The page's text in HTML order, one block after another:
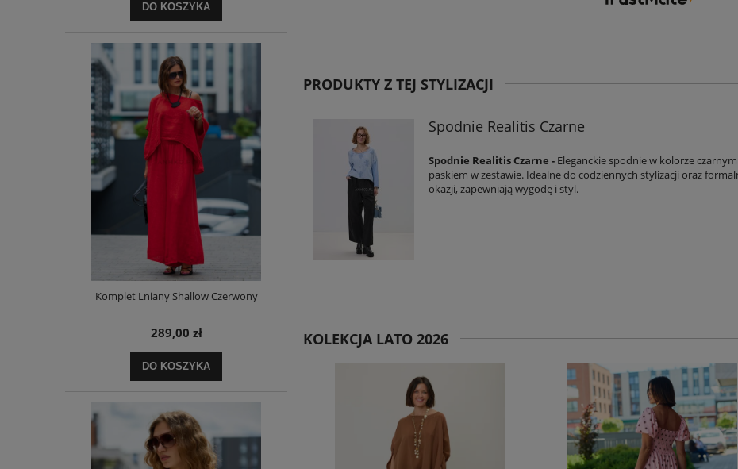
DO KOSZYKA
Komplet Lniany Shallow Czerwony
289,00 zł
DO KOSZYKA
PRODUKTY Z TEJ STYLIZACJI
Spodnie Realitis Czarne
Spodnie Realitis Czarne - Eleganckie spodnie w kolorze
paskiem w zestawie. Idealne do codziennych stylizacji oraz
okazji, zapewniają wygodę i styl.
KOLEKCJA LATO 2026